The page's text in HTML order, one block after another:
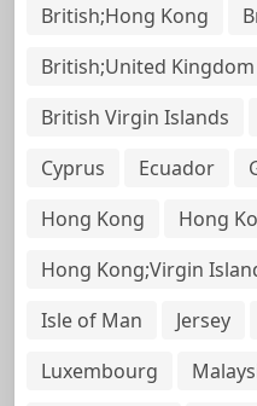
British;Hong Kong
British;United Kingdom
British Virgin Islands
Cyprus
Ecuador
Hong Kong
Hong
Hong Kong;Virgin
Isle of Man
Jersey
Luxembourg